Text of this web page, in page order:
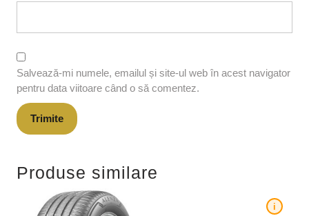
Salvează-mi numele, emailul și site-ul web în acest navigator
pentru data viitoare când o să comentez.
Produse similare
i